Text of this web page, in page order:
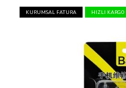
KURUMSAL FATURA HIZLI KARGO